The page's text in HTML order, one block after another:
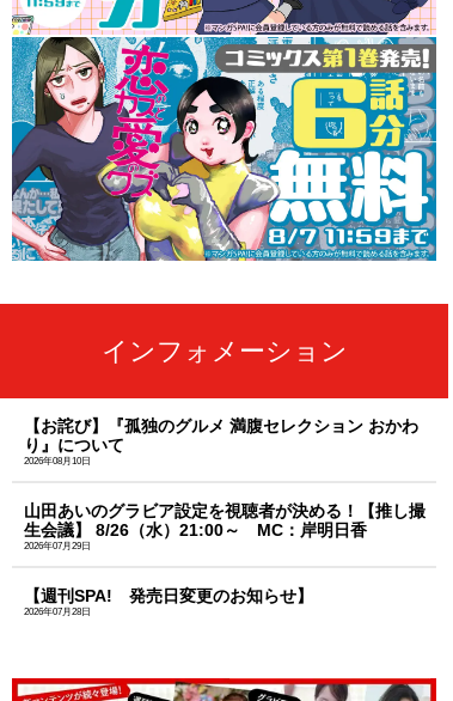
インフォメーション
【お詫び】『孤独のグルメ 満腹セレクション おかわ
り』について
2026年08月10日
山田あいのグラビア設定を視聴者が決める！【推し撮
生会議】 8/26（水）21:00～ MC：岸明日香
2026年07月29日
【週刊SPA! 発売日変更のお知らせ】
2026年07月28日